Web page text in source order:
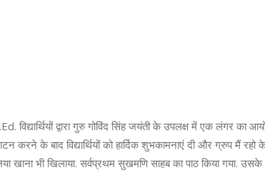
विद्यार्थियों द्वारा गुरु गोविंद सिंह जयंती के उपलक्ष में एक लंगर का
करने के बाद विद्यार्थियों को हार्दिक शुभकामनाएं दी और ग्रुप मैं
खाना भी खिलाया. सर्वप्रथम सुखमणि साहब का पाठ किया गया.